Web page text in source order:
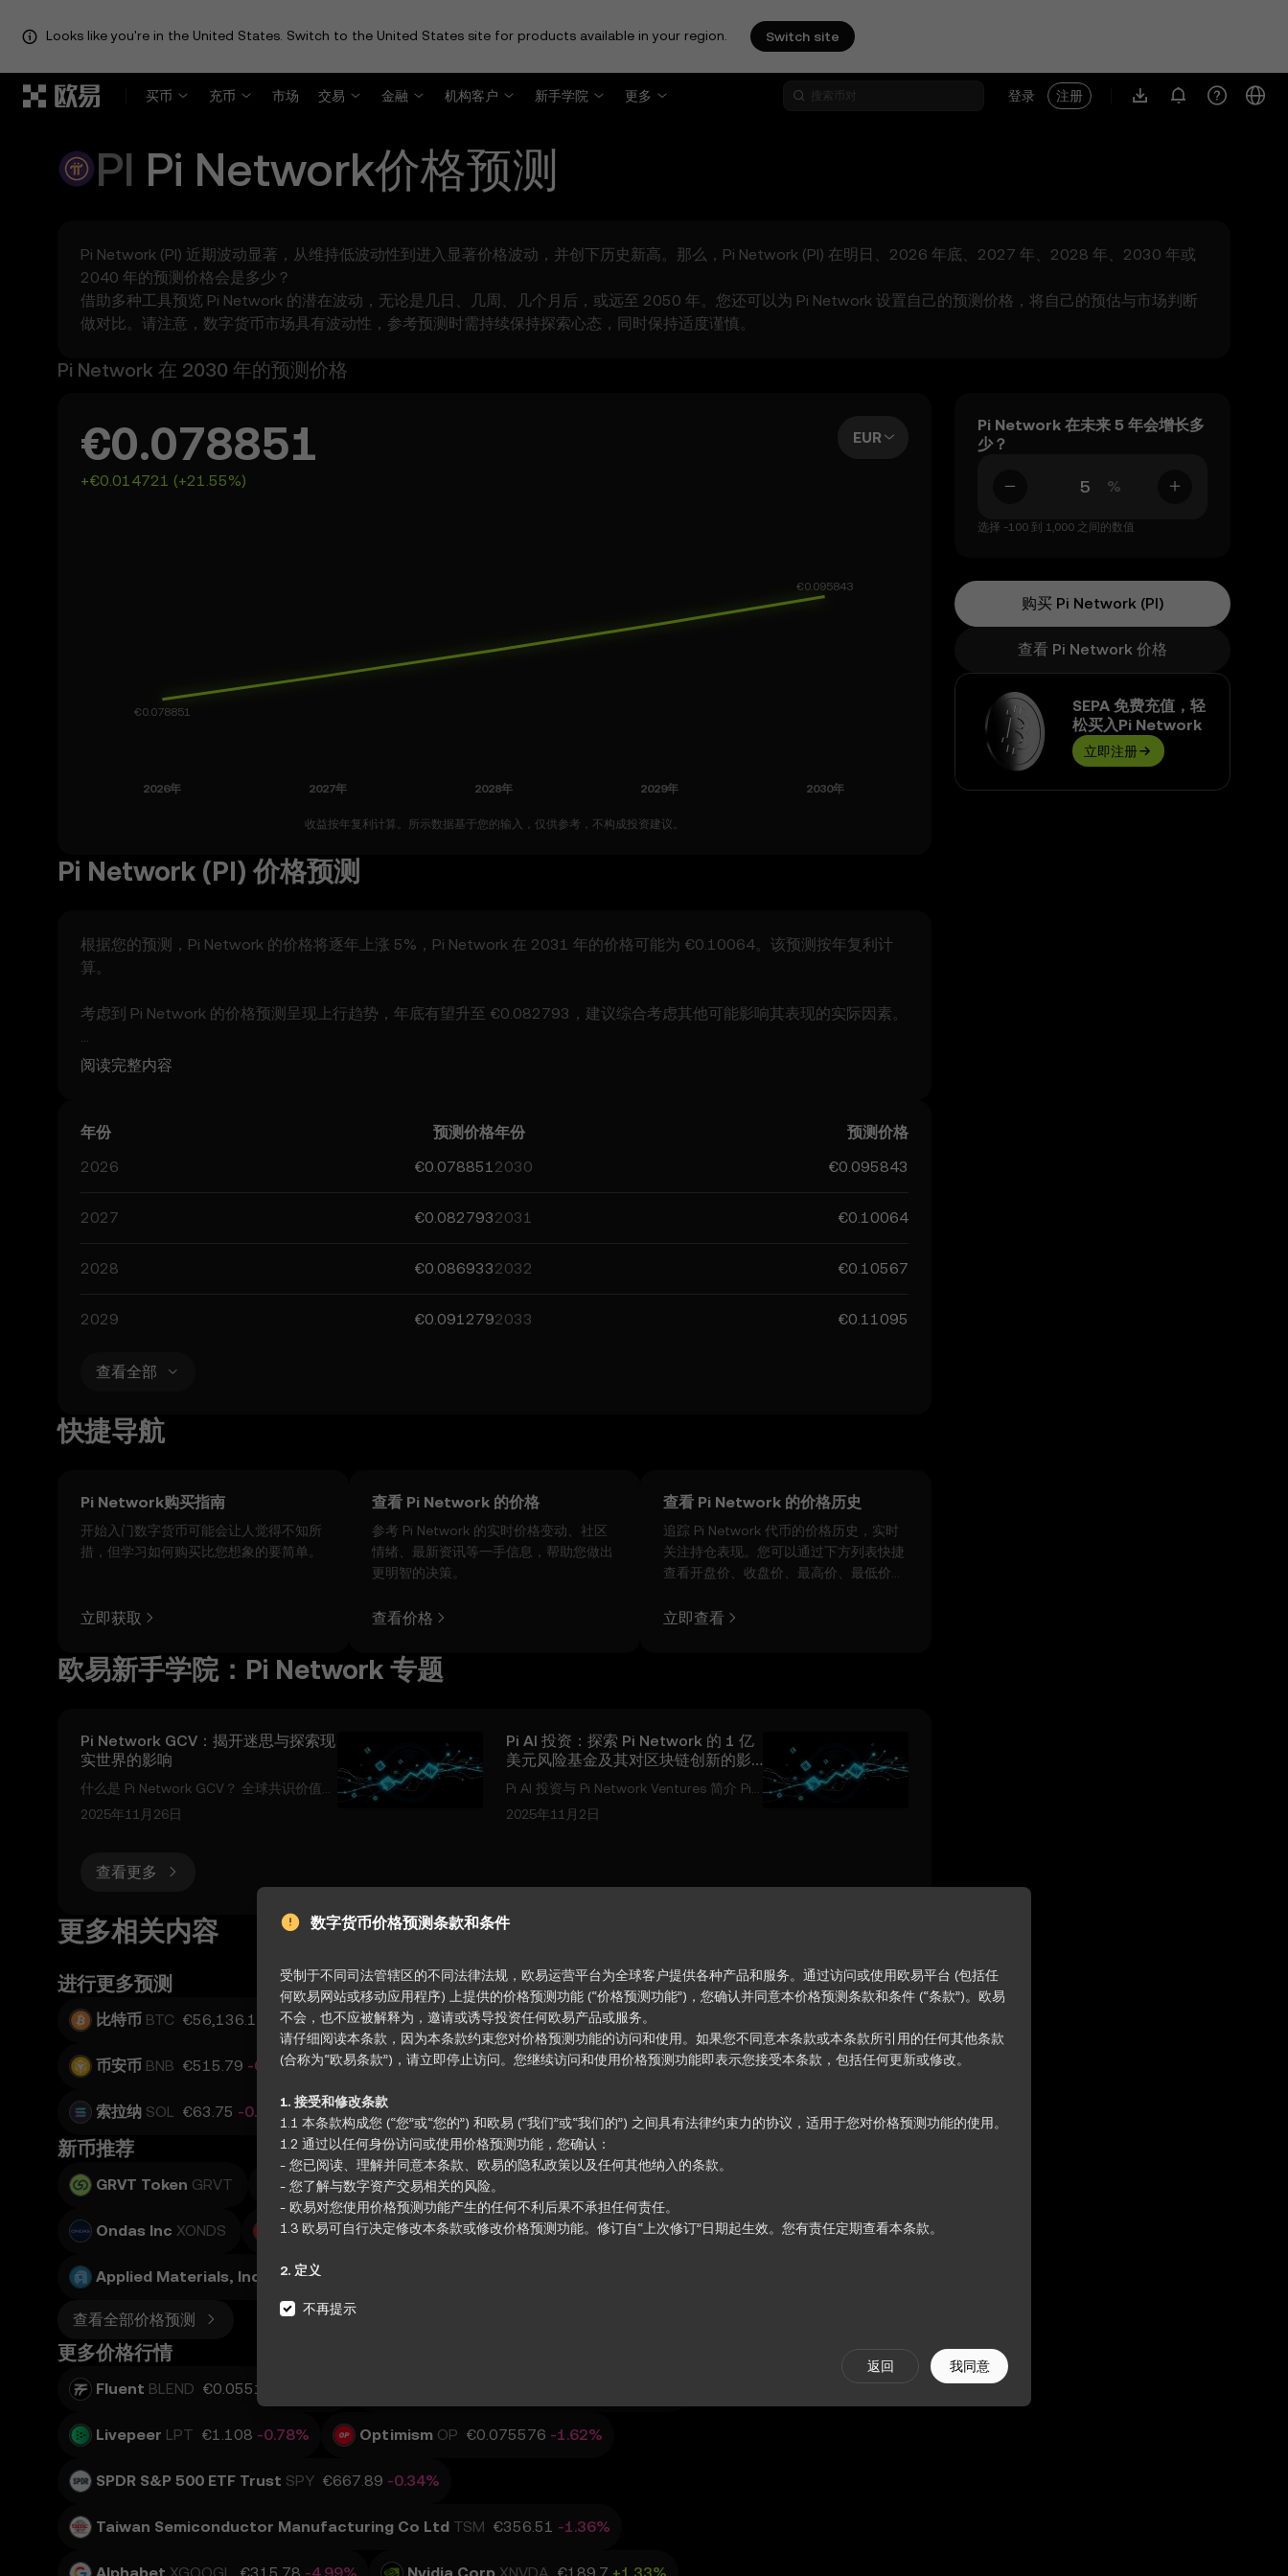
Looks like you're in the United States. Switch to the United States site for products available in your region. Switch site
买币
充币 市场 交易 金融 机构客户 新手学院 更多 登录 注册
PI Pi Network价格预测
Pi Network (PI) 近期波动显著，从维持低波动性到进入显著价格波动，并创下历史新高。那么，Pi Network (PI) 在明日、2026 年底、2027 年、2028 年、2030 年或
2040 年的预测价格会是多少？
借助多种工具预览 Pi Network 的潜在波动，无论是几日、几周、几个月后，或远至 2050 年。您还可以为 Pi Network 设置自己的预测价格，将自己的预估与市场判断
做对比。请注意，数字货币市场具有波动性，参考预测时需持续保持探索心态，同时保持适度谨慎。
Pi Network 在 2030 年的预测价格
€0.078851
+€0.014721 (+21.55%)
EUR
收益按年复利计算。所示数据基于您的输入，仅供参考，不构成投资建议。
Pi Network (PI) 价格预测
根据您的预测，Pi Network 的价格将逐年上涨 5%，Pi Network 在 2031 年的价格可能为 €0.10064。该预测按年复利计
算。
考虑到 Pi Network 的价格预测呈现上行趋势，年底有望升至 €0.082793，建议综合考虑其他可能影响其表现的实际因素。
目前社群对 Pi Network 的预测价格区间为 €0.078851 至 €0.41423，最高点可达 €0.41423。该预测主要受全球数字货币
阅读完整内容
年份
预测价格
2026
€0.078851
2027 €0.082793
2028 €0.086933
2029 €0.091279
年份
预测价格
2030
€0.095843
2031 €0.10064
2032 €0.10567
2033 €0.11095
查看全部
快捷导航
Pi Network购买指南
开始入门数字货币可能会让人觉得不知所
措，但学习如何购买比您想象的要简单。
立即获取
查看 Pi Network 的价格
参考 Pi Network 的实时价格变动、社区
情绪、最新资讯等一手信息，帮助您做出
更明智的决策。
查看价格
查看 Pi Network 的价格历史
追踪 Pi Network 代币的价格历史，实时
关注持仓表现。您可以通过下方列表快捷
查看开盘价、收盘价、最高价、最低价及
立即查看
欧易新手学院：Pi Network 专题
Pi Network GCV：揭开迷思与探索现
实世界的影响
什么是 Pi Network GCV？ 全球共识价值
（Global Consensus Value, GCV） 这一
常被引用为每枚代币 $314,159。尽管这一
概念引起了广泛关注，但也引发了争议。一
些社区成员支持这一想法，认为它反映了 Pi
的潜力，而另一些人，包括 Pi 核心团队，
2025年11月26日
Pi AI 投资：探索 Pi Network 的 1 亿
美元风险基金及其对区块链创新的影
响
Pi AI 投资与 Pi Network Ventures 简介 Pi
Network Ventures 在区块链和技术领域中
2025年11月2日
查看更多
更多相关内容
进行更多预测
比特币 BTC €56,136.15 +0.98% 以太坊 ETH €1,654.91 +1.98% 泰达币
币安币 BNB €515.79 -0.62% USD Coin USDC €0.86717 +0.03% 瑞波币 XRP €0.90806 -1.71%
索拉纳 SOL €63.75 -0.76% 波场 TRX €0.28386 -0.15%
新币推荐
GRVT Token GRVT Teradyne, Inc. XTER Vertiv Holdings, LLC
Ondas Inc XONDS Adobe Inc. XADBE State Street Energy Select Sector SPDR ETF XXLE
Applied Materials, Inc. XAMAT
查看全部价格预测
更多价格行情
Fluent BLEND €0.055183
Livepeer LPT €1.108 -0.78% Optimism OP €0.075576 -1.62%
SPDR S&P 500 ETF Trust SPY €667.89 -0.34%
Taiwan Semiconductor Manufacturing Co Ltd TSM €356.51 -1.36%
Pi Network 在未来 5 年会增长多
少？
%
选择 -100 到 1,000 之间的数值
购买 Pi Network (PI)
查看 Pi Network 价格
SEPA 免费充值，轻
松买入Pi Network
立即注册
数字货币价格预测条款和条件
受制于不同司法管辖区的不同法律法规，欧易运营平台为全球客户提供各种产品和服务。通过访问或使用欧易平台 (包括任
何欧易网站或移动应用程序) 上提供的价格预测功能 (“价格预测功能”)，您确认并同意本价格预测条款和条件 (“条款”)。欧易
不会，也不应被解释为，邀请或诱导投资任何欧易产品或服务。
请仔细阅读本条款，因为本条款约束您对价格预测功能的访问和使用。如果您不同意本条款或本条款所引用的任何其他条款
(合称为“欧易条款”)，请立即停止访问。您继续访问和使用价格预测功能即表示您接受本条款，包括任何更新或修改。
1. 接受和修改条款
1.1 本条款构成您 (“您”或“您的”) 和欧易 (“我们”或“我们的”) 之间具有法律约束力的协议，适用于您对价格预测功能的使用。
1.2 通过以任何身份访问或使用价格预测功能，您确认：
- 您已阅读、理解并同意本条款、欧易的隐私政策以及任何其他纳入的条款。
- 您了解与数字资产交易相关的风险。
- 欧易对您使用价格预测功能产生的任何不利后果不承担任何责任。
1.3 欧易可自行决定修改本条款或修改价格预测功能。修订自“上次修订”日期起生效。您有责任定期查看本条款。
2. 定义
- 有关异常市场活动的通知或公告。
4.1 您同意：
- 未经事先书面同意，不得复制或利用价格预测功能。
不再提示
返回 我同意